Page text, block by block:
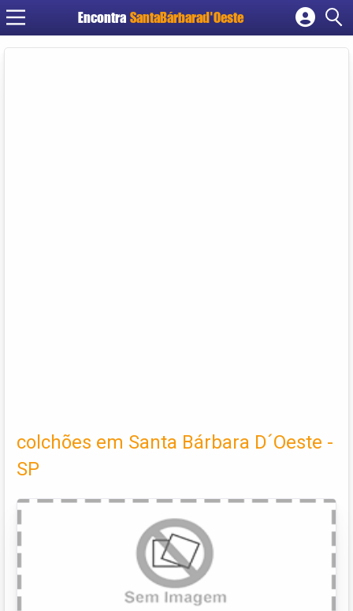
Encontra SantaBárbarad'Oeste
Cadastrar empresa
colchões em Santa Bárbara D´Oeste -
SP